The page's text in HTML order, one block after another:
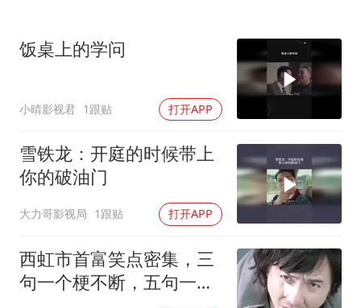
24小时不关空调 电费会更低吗
东方甄选被判赔偿江小白30万元
奋进开新局 实干挑大梁
饭桌上的学问
小晴影视君 1跟贴 打开APP
雪铁龙：开庭的时候带上
你的破油门
大力哥影视局 1跟贴 打开APP
西虹市首富笑点密集，三
句一个梗不断，五句一个